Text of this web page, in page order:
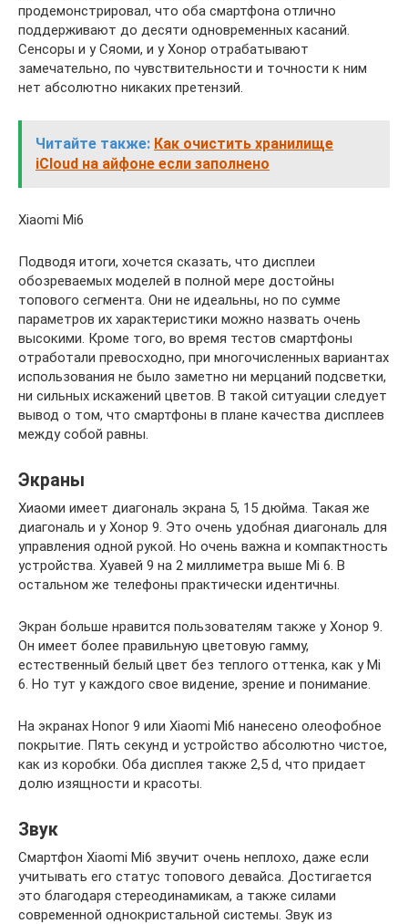
продемонстрировал, что оба смартфона отлично
поддерживают до десяти одновременных касаний.
Сенсоры и у Сяоми, и у Хонор отрабатывают
замечательно, по чувствительности и точности к ним
нет абсолютно никаких претензий.
Читайте также: Как очистить хранилище
iCloud на айфоне если заполнено
Xiaomi Mi6
Подводя итоги, хочется сказать, что дисплеи
обозреваемых моделей в полной мере достойны
топового сегмента. Они не идеальны, но по сумме
параметров их характеристики можно назвать очень
высокими. Кроме того, во время тестов смартфоны
отработали превосходно, при многочисленных вариантах
использования не было заметно ни мерцаний подсветки,
ни сильных искажений цветов. В такой ситуации следует
вывод о том, что смартфоны в плане качества дисплеев
между собой равны.
Экраны
Хиаоми имеет диагональ экрана 5, 15 дюйма. Такая же
диагональ и у Хонор 9. Это очень удобная диагональ для
управления одной рукой. Но очень важна и компактность
устройства. Хуавей 9 на 2 миллиметра выше Mi 6. В
остальном же телефоны практически идентичны.
Экран больше нравится пользователям также у Хонор 9.
Он имеет более правильную цветовую гамму,
естественный белый цвет без теплого оттенка, как у Mi
6. Но тут у каждого свое видение, зрение и понимание.
На экранах Honor 9 или Xiaomi Mi6 нанесено олеофобное
покрытие. Пять секунд и устройство абсолютно чистое,
как из коробки. Оба дисплея также 2,5 d, что придает
долю изящности и красоты.
Звук
Смартфон Xiaomi Mi6 звучит очень неплохо, даже если
учитывать его статус топового девайса. Достигается
это благодаря стереодинамикам, а также силами
современной однокристальной системы. Звук из